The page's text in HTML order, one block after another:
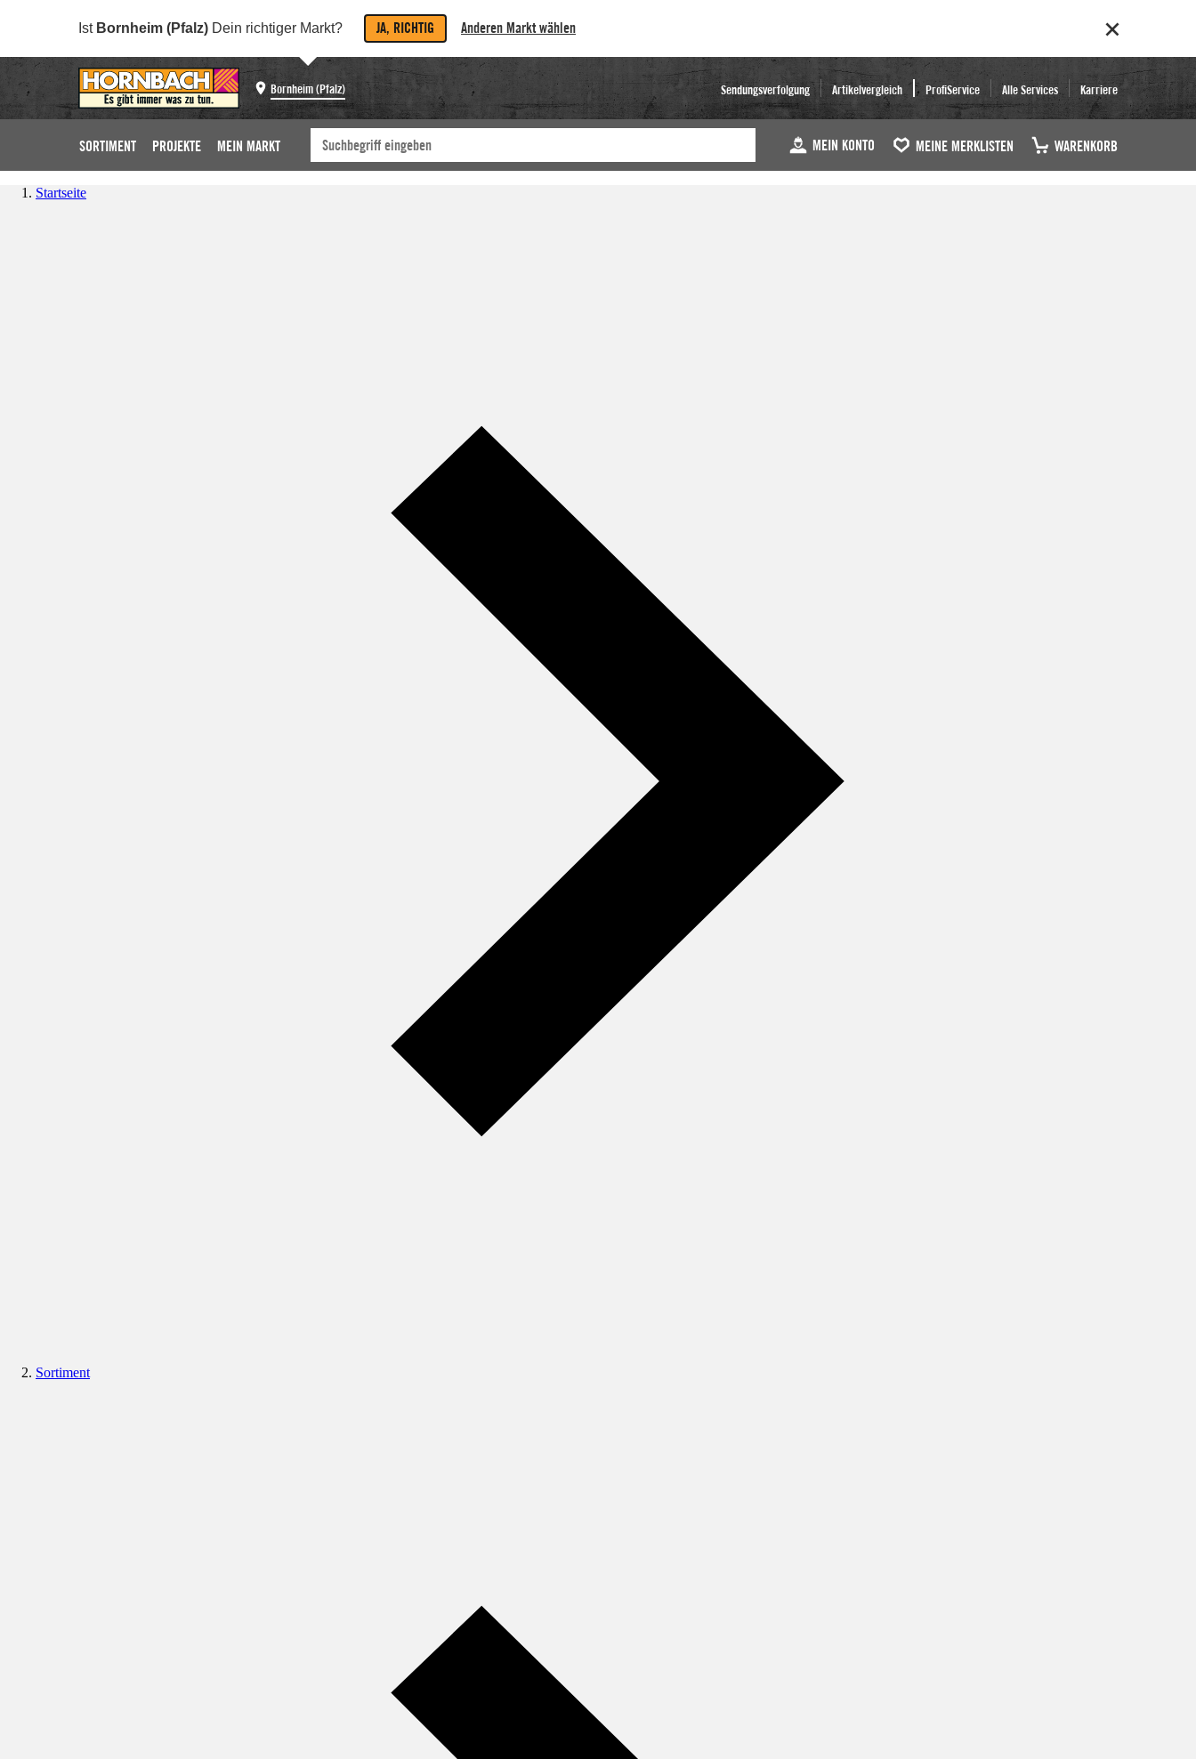
Ist Bornheim (Pfalz) Dein richtiger Markt? JA, RICHTIG Anderen Markt wählen
Bornheim (Pfalz) Sendungsverfolgung Artikelvergleich ProfiService Alle Services Karriere
SORTIMENT PROJEKTE MEIN MARKT MEIN KONTO MEINE MERKLISTEN WARENKORB
Startseite
Sortiment